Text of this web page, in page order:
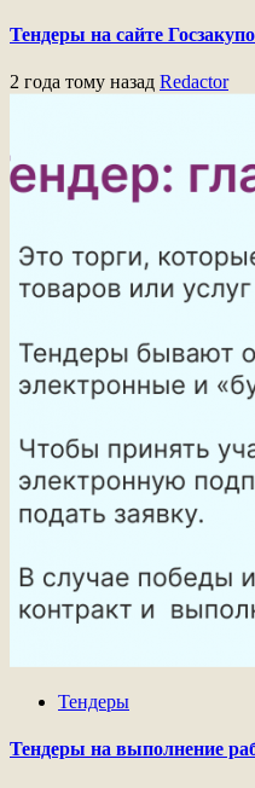
Тендеры на сайте
2 года тому назад Redactor
Тендеры
Тендеры на выполнение